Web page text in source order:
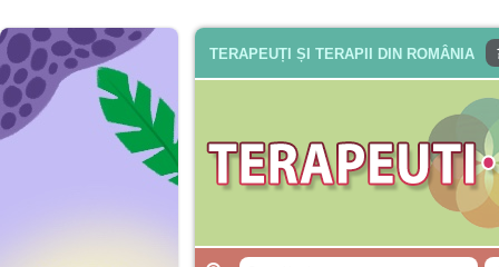
TERAPEUȚI ȘI TERAPII DIN ROMÂNIA